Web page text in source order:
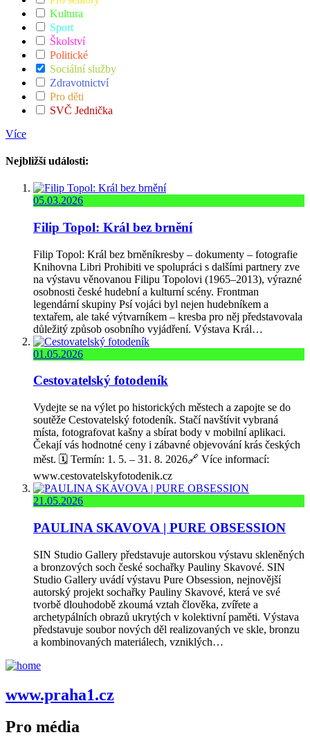
Kultura
Sport
Školství
Politické
Sociální služby
Zdravotnictví
Pro děti
SVČ Jednička
Více
Nejbližší události:
05.03.2026
Filip Topol: Král bez brnění
Filip Topol: Král bez brněníkresby – dokumenty – fotografie
Knihovna Libri Prohibiti ve spolupráci s dalšími partnery zve
na výstavu věnovanou Filipu Topolovi (1965–2013), výrazné
osobnosti české hudební a kulturní scény. Frontman
legendární skupiny Psí vojáci byl nejen hudebníkem a
textařem, ale také výtvarníkem – kresba pro něj představovala
důležitý způsob osobního vyjádření. Výstava Král…
01.05.2026
Cestovatelský fotodeník
Vydejte se na výlet po historických městech a zapojte se do
soutěže Cestovatelský fotodeník. Stačí navštívit vybraná
místa, fotografovat kašny a sbírat body v mobilní aplikaci.
Čekají vás hodnotné ceny i zábavné objevování krás českých
měst. 🗓️ Termín: 1. 5. – 31. 8. 2026🔗 Více informací:
www.cestovatelskyfotodenik.cz
21.05.2026
PAULINA SKAVOVA | PURE OBSESSION
SIN Studio Gallery představuje autorskou výstavu skleněných
a bronzových soch české sochařky Pauliny Skavové. SIN
Studio Gallery uvádí výstavu Pure Obsession, nejnovější
autorský projekt sochařky Pauliny Skavové, která ve své
tvorbě dlouhodobě zkoumá vztah člověka, zvířete a
archetypálních obrazů ukrytých v kolektivní paměti. Výstava
představuje soubor nových děl realizovaných ve skle, bronzu
a kombinovaných materiálech, vzniklých…
www.praha1.cz
Pro média